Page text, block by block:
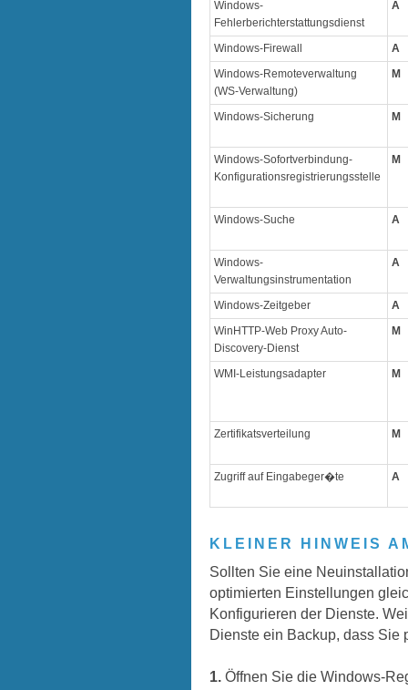
Windows-
Fehlerberichterstattungsdienst
A
Windows-Firewall
A
Windows-Remoteverwaltung
(WS-Verwaltung)
M
Windows-Sicherung M
Windows-Sofortverbindung-
Konfigurationsregistrierungsstelle
M
Windows-Suche A
Windows-
Verwaltungsinstrumentation
A
Windows-Zeitgeber
A
WinHTTP-Web Proxy Auto-
Discovery-Dienst
M
WMI-Leistungsadapter M
Zertifikatsverteilung M
Zugriff auf Eingabeger�te A
KLEINER HINWEIS
Sollten Sie eine
optimierten Einstellungen
Konfigurieren der Dienste.
Dienste ein Backup, dass Sie
1. Öffnen Sie die Windows-